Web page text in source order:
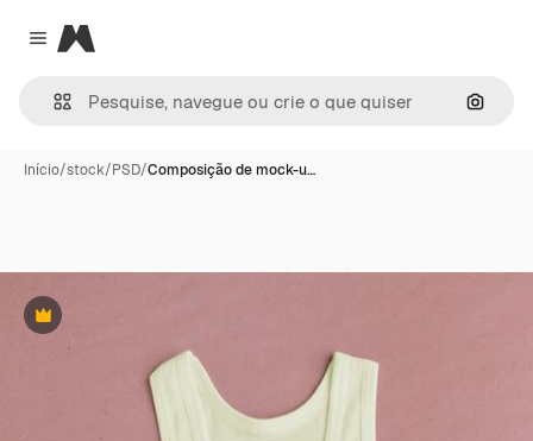
Close menu
Magnific
Início/stock/PSD/Composição de mock-u…
Premium